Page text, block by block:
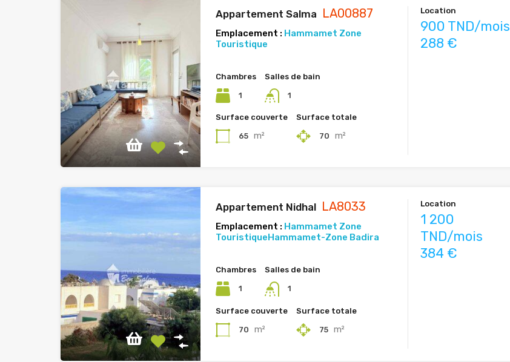
Appartement Salma LA00887
Emplacement : Hammamet Zone
Touristique
Chambres
1
Salles de bain
1
Surface couverte
65 m²
Surface totale
70 m²
Location
900 TND/mois
288 €
Appartement Nidhal LA8033
Emplacement : Hammamet Zone
Touristique Hammamet-Zone Badira
Chambres
1
Salles de bain
1
Surface couverte
70 m²
Surface totale
75 m²
Location
1 200
TND/mois
384 €